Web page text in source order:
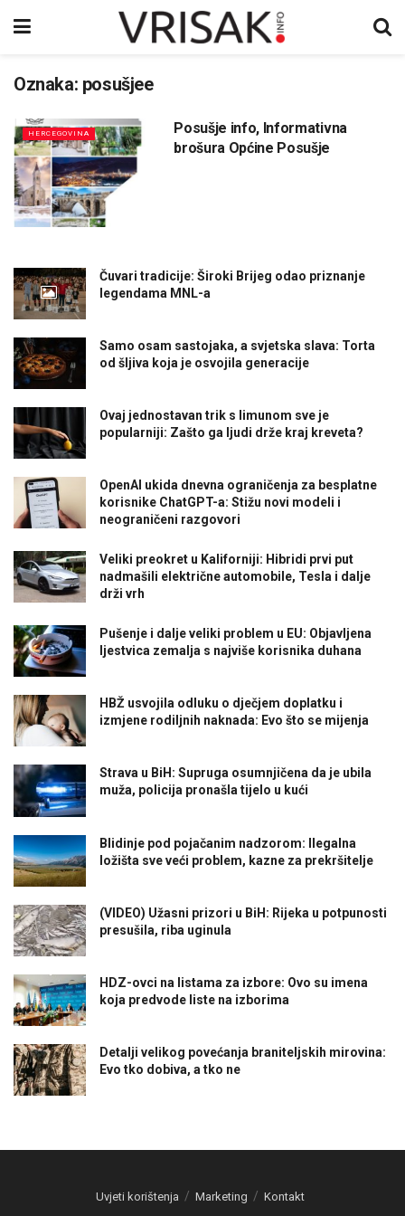
Oznaka: posušjee
HERCEGOVINA
Posušje info, Informativna
brošura Općine Posušje
Čuvari tradicije: Široki Brijeg odao priznanje
legendama MNL-a
Samo osam sastojaka, a svjetska slava: Torta
od šljiva koja je osvojila generacije
Ovaj jednostavan trik s limunom sve je
popularniji: Zašto ga ljudi drže kraj kreveta?
OpenAI ukida dnevna ograničenja za besplatne
korisnike ChatGPT-a: Stižu novi modeli i
neograničeni razgovori
Veliki preokret u Kaliforniji: Hibridi prvi put
nadmašili električne automobile, Tesla i dalje
drži vrh
Pušenje i dalje veliki problem u EU: Objavljena
ljestvica zemalja s najviše korisnika duhana
HBŽ usvojila odluku o dječjem doplatku i
izmjene rodiljnih naknada: Evo što se mijenja
Strava u BiH: Supruga osumnjičena da je ubila
muža, policija pronašla tijelo u kući
Blidinje pod pojačanim nadzorom: Ilegalna
ložišta sve veći problem, kazne za prekršitelje
(VIDEO) Užasni prizori u BiH: Rijeka u potpunosti
presušila, riba uginula
HDZ-ovci na listama za izbore: Ovo su imena
koja predvode liste na izborima
Detalji velikog povećanja braniteljskih mirovina:
Evo tko dobiva, a tko ne
Uvjeti korištenja Marketing Kontakt